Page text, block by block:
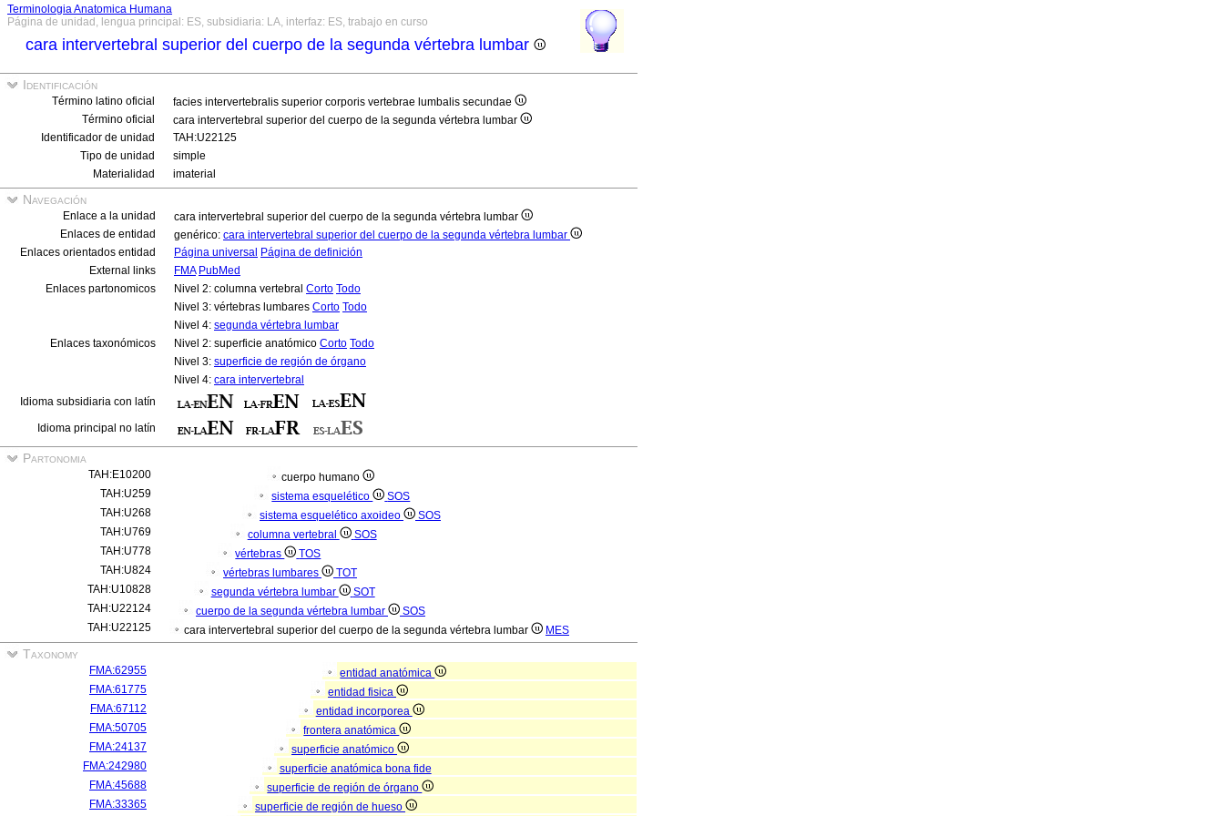
Terminologia Anatomica Humana
Página de unidad, lengua principal: ES, subsidiaria: LA, interfaz: ES, trabajo en curso
cara intervertebral superior del cuerpo de la segunda vértebra lumbar
Identificación
Término latino oficial
facies intervertebralis superior corporis vertebrae lumbalis secundae
Término oficial
cara intervertebral superior del cuerpo de la segunda vértebra lumbar
Identificador de unidad
TAH:U22125
Tipo de unidad
simple
Materialidad
imaterial
Navegación
Enlace a la unidad
cara intervertebral superior del cuerpo de la segunda vértebra lumbar
Enlaces de entidad
genérico: cara intervertebral superior del cuerpo de la segunda vértebra lumbar
Enlaces orientados entidad
Página universal Página de definición
External links
FMA PubMed
Enlaces partonomicos
Nivel 2: columna vertebral Corto Todo
Nivel 3: vértebras lumbares Corto Todo
Nivel 4: segunda vértebra lumbar
Enlaces taxonómicos
Nivel 2: superficie anatómico Corto Todo
Nivel 3: superficie de región de órgano
Nivel 4: cara intervertebral
Idioma subsidiaria con latín
Idioma principal no latín
Partonomia
TAH:E10200
cuerpo humano
TAH:U259
sistema esquelético
SOS
TAH:U268
sistema esquelético axoideo
SOS
TAH:U769
columna vertebral
SOS
TAH:U778
vértebras
TOS
TAH:U824
vértebras lumbares
TOT
TAH:U10828
segunda vértebra lumbar
SOT
TAH:U22124
cuerpo de la segunda vértebra lumbar
SOS
TAH:U22125
cara intervertebral superior del cuerpo de la segunda vértebra lumbar MES
Taxonomy
FMA:62955
entidad anatómica
FMA:61775
entidad fisica
FMA:67112
entidad incorporea
FMA:50705
frontera anatómica
FMA:24137
superficie anatómico
FMA:242980
superficie anatómica bona fide
FMA:45688
superficie de región de órgano
FMA:33365
superficie de región de hueso